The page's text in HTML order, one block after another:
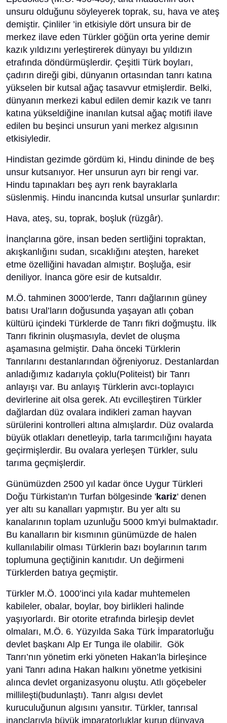
unsuru olduğunu söyleyerek toprak, su, hava ve ateş
demiştir. Çinliler ’in etkisiyle dört unsura bir de
merkez ilave eden Türkler göğün orta yerine demir
kazık yıldızını yerleştirerek dünyayı bu yıldızın
etrafında döndürmüşlerdir. Çeşitli Türk boyları,
çadırın direği gibi, dünyanın ortasından tanrı katına
yükselen bir kutsal ağaç tasavvur etmişlerdir. Belki,
dünyanın merkezi kabul edilen demir kazık ve tanrı
katına yükseldiğine inanılan kutsal ağaç motifi ilave
edilen bu beşinci unsurun yani merkez algısının
etkisiyledir.
Hindistan gezimde gördüm ki, Hindu dininde de beş
unsur kutsanıyor. Her unsurun ayrı bir rengi var.
Hindu tapınakları beş ayrı renk bayraklarla
süslenmiş. Hindu inancında kutsal unsurlar şunlardır:
Hava, ateş, su, toprak, boşluk (rüzgâr).
İnançlarına göre, insan beden sertliğini topraktan,
akışkanlığını sudan, sıcaklığını ateşten, hareket
etme özelliğini havadan almıştır. Boşluğa, esir
deniliyor. İnanca göre esir de kutsaldır.
M.Ö. tahminen 3000’lerde, Tanrı dağlarının güney
batısı Ural’ların doğusunda yaşayan atlı çoban
kültürü içindeki Türklerde de Tanrı fikri doğmuştu. İlk
Tanrı fikrinin oluşmasıyla, devlet de oluşma
aşamasına gelmiştir. Daha önceki Türklerin
Tanrılarını destanlarından öğreniyoruz. Destanlardan
anladığımız kadarıyla çoklu(Politeist) bir Tanrı
anlayışı var. Bu anlayış Türklerin avcı-toplayıcı
devirlerine ait olsa gerek. Atı evcilleştiren Türkler
dağlardan düz ovalara indikleri zaman hayvan
sürülerini kontrolleri altına almışlardır. Düz ovalarda
büyük otlakları denetleyip, tarla tarımcılığını hayata
geçirmişlerdir. Bu ovalara yerleşen Türkler, sulu
tarıma geçmişlerdir.
Günümüzden 2500 yıl kadar önce Uygur Türkleri
Doğu Türkistan'ın Turfan bölgesinde 'kariz' denen
yer altı su kanalları yapmıştır. Bu yer altı su
kanalarının toplam uzunluğu 5000 km'yi bulmaktadır.
Bu kanalların bir kısmının günümüzde de halen
kullanılabilir olması Türklerin bazı boylarının tarım
toplumuna geçtiğinin kanıtıdır. Un değirmeni
Türklerden batıya geçmiştir.
Türkler M.Ö. 1000’inci yıla kadar muhtemelen
kabileler, obalar, boylar, boy birlikleri halinde
yaşıyorlardı. Bir otorite etrafında birleşip devlet
olmaları, M.Ö. 6. Yüzyılda Saka Türk İmparatorluğu
devlet başkanı Alp Er Tunga ile olabilir. Gök
Tanrı’nın yönetim erki yöneten Hakan’la birleşince
yani Tanrı adına Hakan halkını yönetme yetkisini
alınca devlet organizasyonu oluştu. Atlı göçebeler
millileşti(budunlaştı). Tanrı algısı devlet
kuruculuğunun algısını yansıtır. Türkler, tanrısal
inançlarıyla büyük imparatorluklar kurup dünyaya